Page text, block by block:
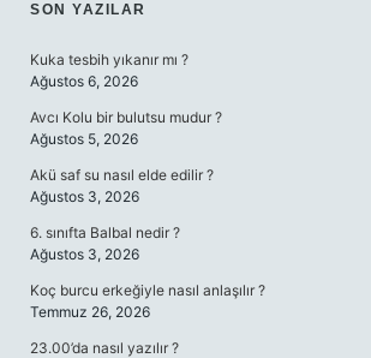
SIDEBAR
SON YAZILAR
Kuka tesbih yıkanır mı ?
Ağustos 6, 2026
Avcı Kolu bir bulutsu mudur ?
Ağustos 5, 2026
Akü saf su nasıl elde edilir ?
Ağustos 3, 2026
6. sınıfta Balbal nedir ?
Ağustos 3, 2026
Koç burcu erkeğiyle nasıl anlaşılır ?
Temmuz 26, 2026
23.00’da nasıl yazılır ?